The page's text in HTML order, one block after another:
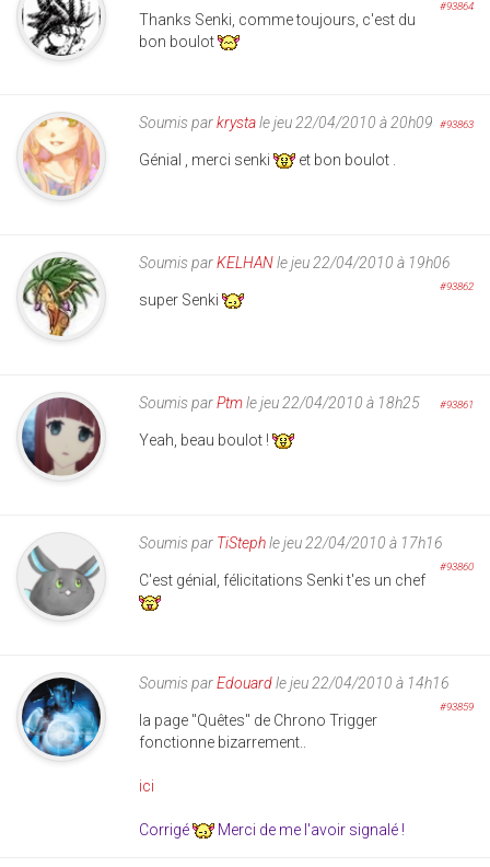
#93864
Thanks Senki, comme toujours, c'est du
bon boulot
Soumis parkrystale jeu 22/04/2010 à 20h09 #93863
Génial , merci senki et bon boulot .
Soumis parKELHANle jeu 22/04/2010 à 19h06
#93862
super Senki
Soumis parPtmle jeu 22/04/2010 à 18h25 #93861
Yeah, beau boulot !
Soumis par TiStephle jeu 22/04/2010 à 17h16
#93860
C'est génial, félicitations Senki t'es un chef
Soumis parEdouardle jeu 22/04/2010 à 14h16
#93859
la page "Quêtes" de Chrono Trigger
fonctionne bizarrement..
ici
Corrigé Merci de me l'avoir signalé !